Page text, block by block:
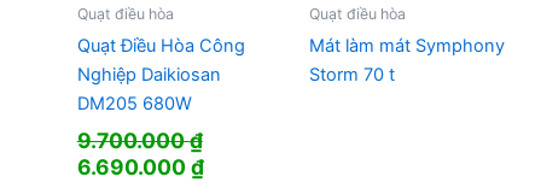
Quạt điều hòa
Quạt Điều Hòa Công
Nghiệp Daikiosan
DM205 680W
9.700.000₫
Giá
6.690.000₫Giá
Quạt điều hòa
Mát làm mát Symphony
Storm 70 t